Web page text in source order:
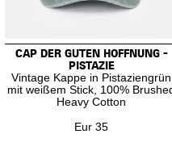
CAP DER GUTEN HOFFNUNG -
PISTAZIE
Vintage Kappe in Pistaziengrün
mit weißem Stick, 100%
Heavy Cotton
Eur 35